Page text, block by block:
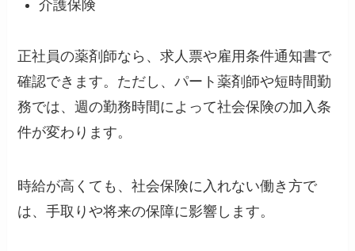
介護保険
正社員の薬剤師なら、求人票や雇用条件通知書で
確認できます。ただし、パート薬剤師や短時間勤
務では、週の勤務時間によって社会保険の加入条
件が変わります。
時給が高くても、社会保険に入れない働き方で
は、手取りや将来の保障に影響します。